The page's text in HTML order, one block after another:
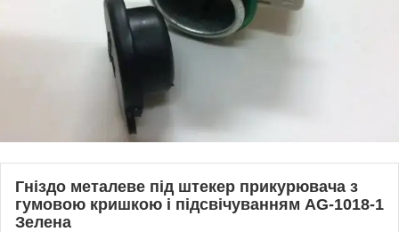
Гніздо металеве під штекер прикурювача з
гумовою кришкою і підсвічуванням AG-1018-1
Зелена